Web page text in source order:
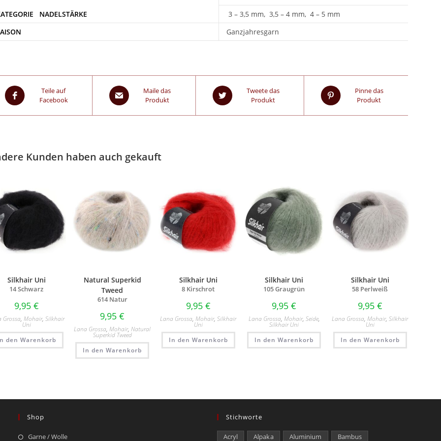
3 – 3,5 mm, 3,5 – 4 mm, 4 – 5 mm
Ganzjahresgarn
Teile auf
Facebook
Maile das
Produkt
Tweete das
Produkt
Pinne das
Produkt
Kunden haben auch gekauft
Silkhair Uni
14 Schwarz
9,95 €
Grossa,Mohair,Silkhair
Uni
den Warenkorb
Natural Superkid
Tweed
614 Natur
9,95€
Lana Grossa,Mohair,Natural
Superkid Tweed
In den Warenkorb
Silkhair Uni
8 Kirschrot
9,95 €
Lana Grossa,Mohair,Silkhair
Uni
In den Warenkorb
Silkhair Uni
105 Graugrün
9,95€
Lana Grossa, Mohair, Seide,
Silkhair Uni
In den Warenkorb
Silkhair Uni
58 Perlweiß
9,95 €
Lana Grossa,Mohair,Silkhair
Uni
In den Warenkorb
Shop
Garne / Wolle
Stichworte
Acryl Alpaka Aluminium Bambus